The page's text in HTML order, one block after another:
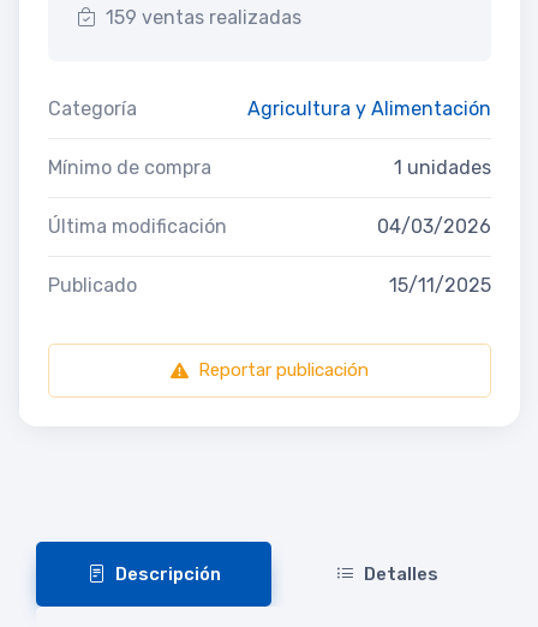
159 ventas realizadas
Categoría Agricultura y Alimentación
Mínimo de compra 1 unidades
Última modificación 04/03/2026
Publicado 15/11/2025
Reportar publicación
Descripción Detalles